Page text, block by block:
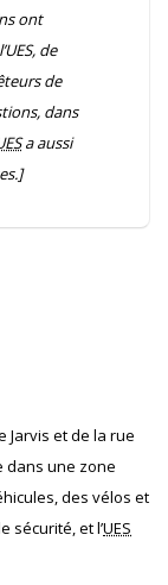
ont
, de
de
dans
a aussi
Jarvis et de la rue
dans une zone
des vélos et
sécurité, et l’UES